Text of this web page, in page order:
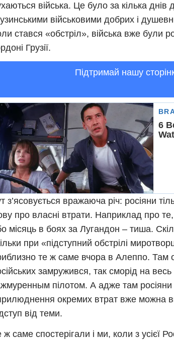
війська. Це було за кілька днів
військовими добрих і
стався «обстріл», війська вже були
Грузії.
Підтримай нашу
з’ясовується вражаюча річ: росіяни
про власні втрати. Наприклад про
місяць в боях за Лугандон – тиша.
при «підступний обстрілі
те ж саме вчора в Алеппо. Там
замружився, так сморід на весь
пілотом. А адже там
окремих втрат вже можна
від теми.
ж саме спостерігали і ми, коли з усієї